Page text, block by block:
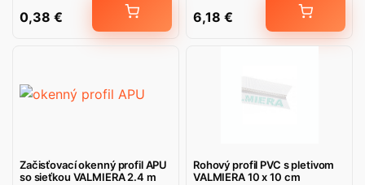
0,38 € 6,18 €
Začisťovací okenný profil APU
so sieťkou VALMIERA 2.4 m
Rohový profil PVC s pletivom
VALMIERA 10 x 10 cm